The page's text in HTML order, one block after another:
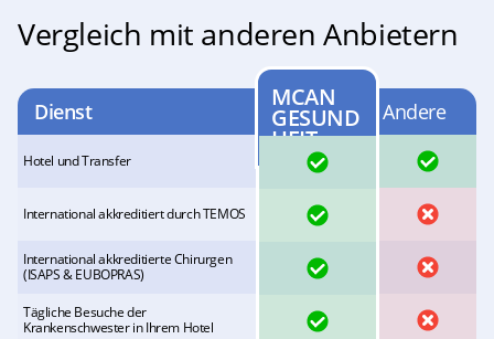
Vergleich mit anderen Anbietern
Dienst MCAN
GESUND
HEIT
Andere
Hotel und Transfer YES
International akkreditiert durch TEMOS NO
International akkreditierte Chirurgen
(ISAPS & EUBOPRAS)
NO
Tägliche Besuche der
Krankenschwester in Ihrem Hotel
NO